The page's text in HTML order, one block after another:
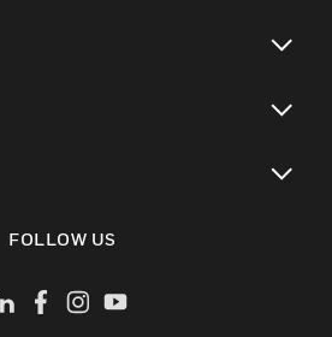
FOLLOW US